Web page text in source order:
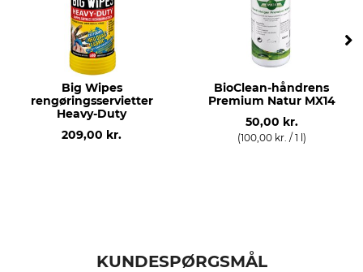
Big Wipes
rengøringsservietter
Heavy-Duty
209,00 kr.
BioClean-håndrens
Premium Natur MX14
50,00 kr.
(100,00 kr. / 1 l)
KUNDESPØRGSMÅL